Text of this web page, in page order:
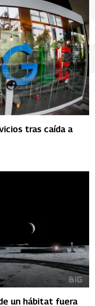
tras caída a
un hábitat fuera